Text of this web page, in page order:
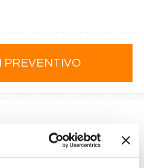
PREVENTIVO
prescelta dotata di ogni
condizionata, telefono, TV